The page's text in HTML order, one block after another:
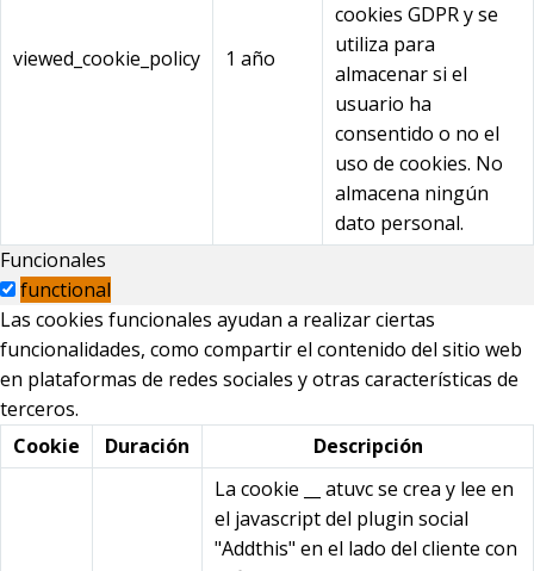
viewed_cookie_policy 1 año
cookies GDPR y se
utiliza para
almacenar si el
usuario ha
consentido o no el
uso de cookies. No
almacena ningún
dato personal.
Funcionales
functional
Las cookies funcionales ayudan a realizar ciertas
funcionalidades, como compartir el contenido del sitio web
en plataformas de redes sociales y otras características de
terceros.
Cookie
Duración
Descripción
La cookie __ atuvc se crea y lee en
el javascript del plugin social
"Addthis" en el lado del cliente con